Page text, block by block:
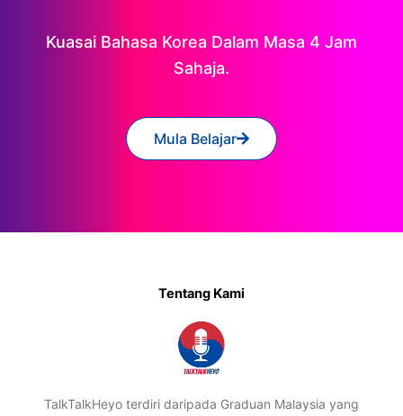
Kuasai Bahasa Korea Dalam Masa 4 Jam
Sahaja.
Mula Belajar
Tentang Kami
TalkTalkHeyo terdiri daripada Graduan Malaysia yang